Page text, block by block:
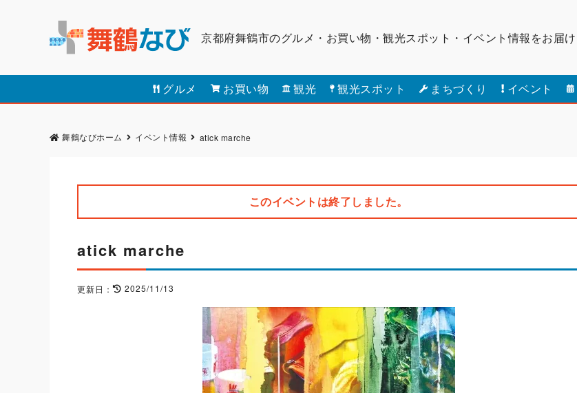
京都府舞鶴市のグルメ・お買い物・観光スポット・ イベント情報をお届け
グルメ お買い物 観光 観光スポット まちづくり イベント
舞鶴なびホーム イベント情報 atick marche
このイベントは終了しました。
atick marche
更新日： 2025/11/13